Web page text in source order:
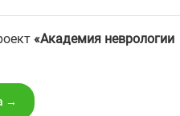
«Академия неврологии
→